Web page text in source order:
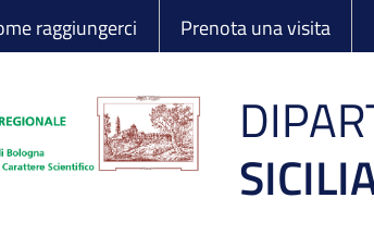
raggiungerci Prenota una visita